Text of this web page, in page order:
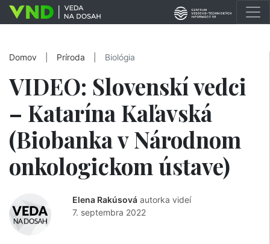
Domov Príroda Biológia
VIDEO: Slovenskí vedci
– Katarína Kaľavská
(Biobanka v Národnom
onkologickom ústave)
Elena Rakúsová autorka videí
7. septembra 2022